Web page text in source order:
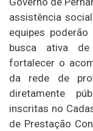
assistência
equipes
busca ativa
fortalecer o
da rede de
diretamente
inscritas no
de Prestação